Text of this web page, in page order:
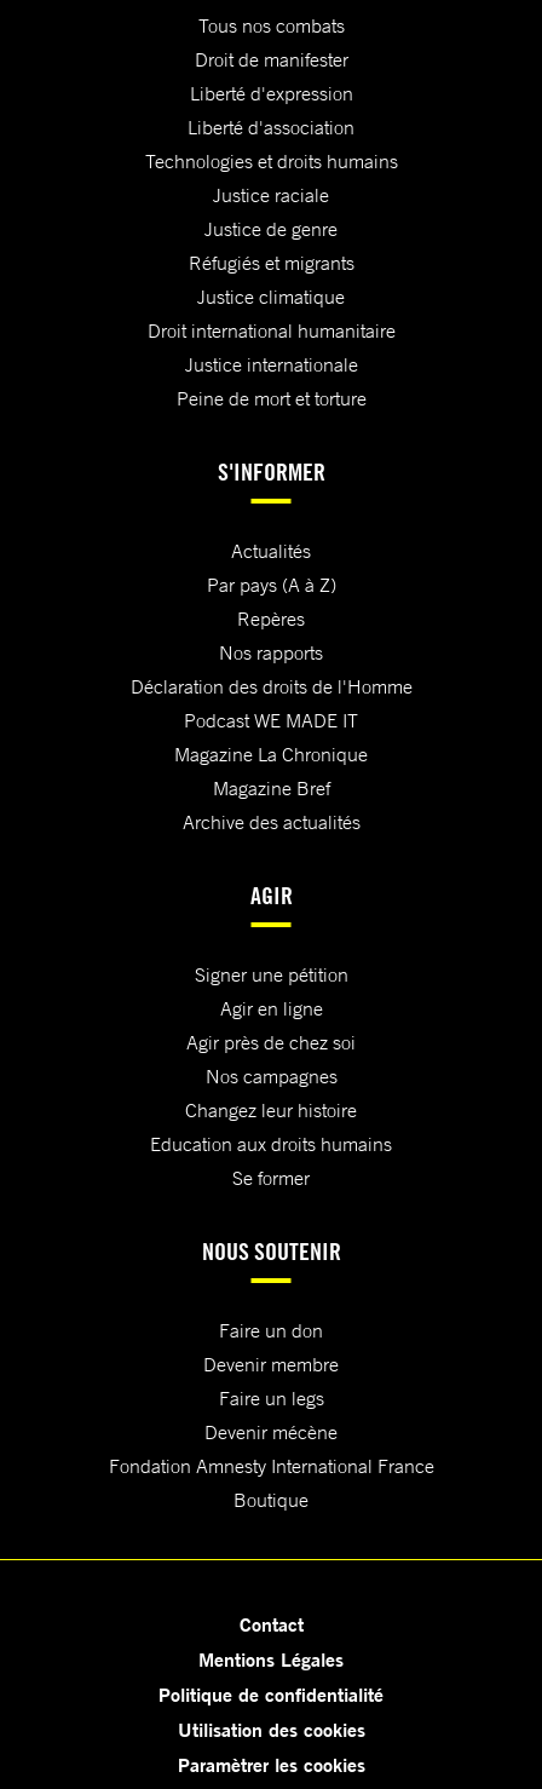
Tous nos combats
Droit de manifester
Liberté d'expression
Liberté d'association
Technologies et droits humains
Justice raciale
Justice de genre
Réfugiés et migrants
Justice climatique
Droit international humanitaire
Justice internationale
Peine de mort et torture
S'INFORMER
Actualités
Par pays (A à Z)
Repères
Nos rapports
Déclaration des droits de l'Homme
Podcast WE MADE IT
Magazine La Chronique
Magazine Bref
Archive des actualités
AGIR
Signer une pétition
Agir en ligne
Agir près de chez soi
Nos campagnes
Changez leur histoire
Education aux droits humains
Se former
NOUS SOUTENIR
Faire un don
Devenir membre
Faire un legs
Devenir mécène
Fondation Amnesty International France
Boutique
Contact
Mentions Légales
Politique de confidentialité
Utilisation des cookies
Paramètrer les cookies